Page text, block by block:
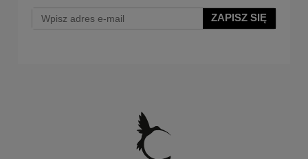
ZAPISZ SIĘ